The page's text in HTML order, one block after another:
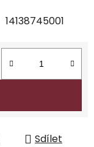
14138745001
Sdílet